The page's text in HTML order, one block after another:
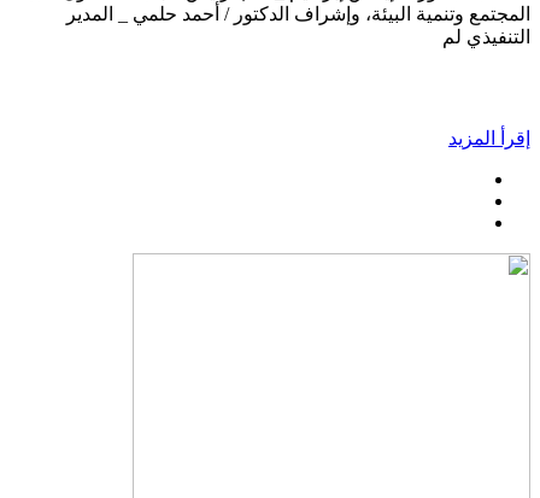
المجتمع وتنمية البيئة، وإشراف الدكتور / أحمد حلمي _ المدير
التنفيذي لم
إقرأ المزيد